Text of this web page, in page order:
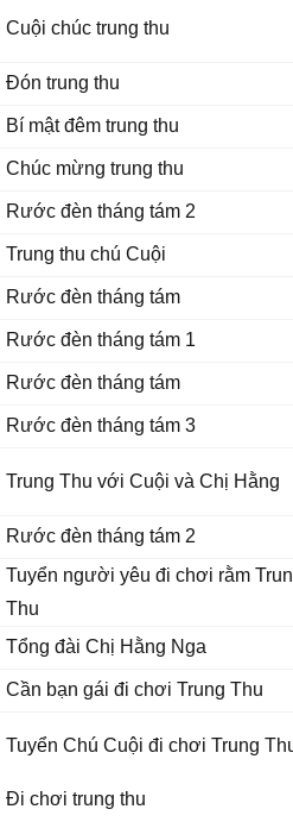
Cuội chúc trung thu
Đón trung thu
Bí mật đêm trung thu
Chúc mừng trung thu
Rước đèn tháng tám 2
Trung thu chú Cuội
Rước đèn tháng tám
Rước đèn tháng tám 1
Rước đèn tháng tám
Rước đèn tháng tám 3
Trung Thu với Cuội và Chị Hằng
Rước đèn tháng tám 2
Tuyển người yêu đi chơi rằm
Thu
Tổng đài Chị Hằng Nga
Cần bạn gái đi chơi Trung Thu
Tuyển Chú Cuội đi chơi Trung
Đi chơi trung thu